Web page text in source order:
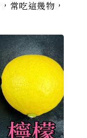
常吃這幾物，